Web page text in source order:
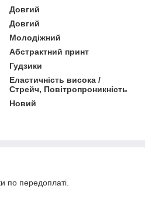
Довгий
Довгий
Молодіжний
Абстрактний принт
Гудзики
Еластичність висока /
Стрейч, Повітропроникність
Новий
по передоплаті.